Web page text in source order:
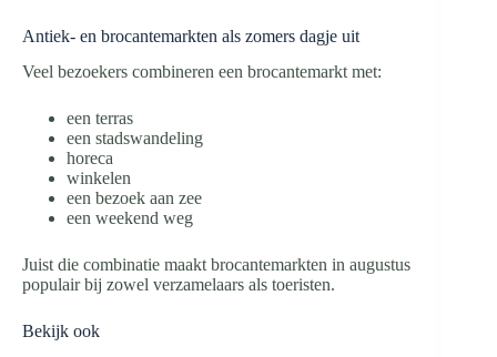
Antiek- en brocantemarkten als zomers dagje uit
Veel bezoekers combineren een brocantemarkt met:
een terras
een stadswandeling
horeca
winkelen
een bezoek aan zee
een weekend weg
Juist die combinatie maakt brocantemarkten in augustus
populair bij zowel verzamelaars als toeristen.
Bekijk ook